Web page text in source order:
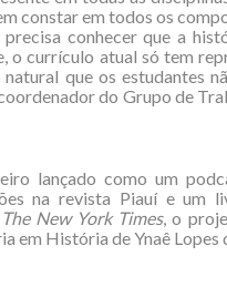
constar em todos os
precisa conhecer que a
o currículo atual só tem
que os estudantes
do Grupo de
lançado como um
na revista Piauí e um
The New York Times, o
em História de Ynaê Lopes